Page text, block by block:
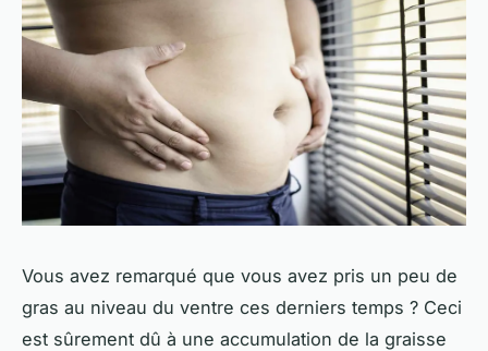
Vous avez remarqué que vous avez pris un peu de
gras au niveau du ventre ces derniers temps ? Ceci
est sûrement dû à une accumulation de la graisse